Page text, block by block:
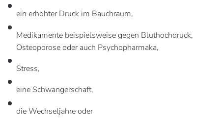
ein erhöhter Druck im Bauchraum,
Medikamente beispielsweise gegen Bluthochdruck,
Osteoporose oder auch Psychopharmaka,
Stress,
eine Schwangerschaft,
die Wechseljahre oder